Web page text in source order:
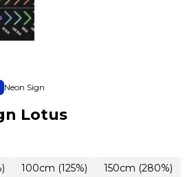
Neon Sign
Lotus
100cm (125%)
150cm (280%)